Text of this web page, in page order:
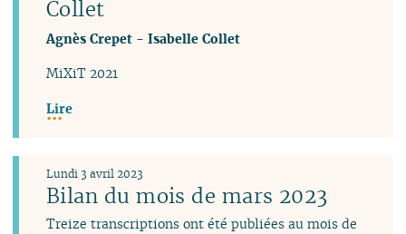
Collet
Agnès Crepet -Isabelle Collet
MiXiT 2021
Lire
Bilan du mois de mars 2023
Lundi 3 avril 2023
Treize transcriptions ont été publiées au mois de